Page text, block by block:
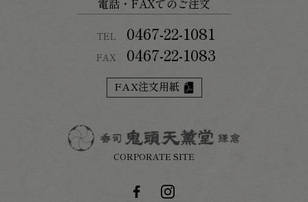
電話・FAXでのご注文
TEL 0467-22-1081
FAX 0467-22-1083
FAX注文用紙
CORPORATE SITE